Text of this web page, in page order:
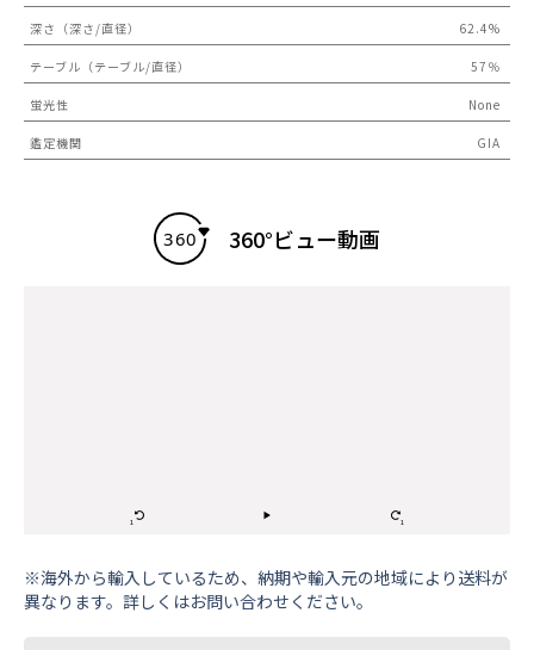
深さ（深さ/直径） 62.4%
テーブル（テーブル/直径） 57％
蛍光性 None
鑑定機関 GIA
360°ビュー動画
※海外から輸⼊しているため、納期や輸⼊元の地域により送料が
異なります。詳しくはお問い合わせください。